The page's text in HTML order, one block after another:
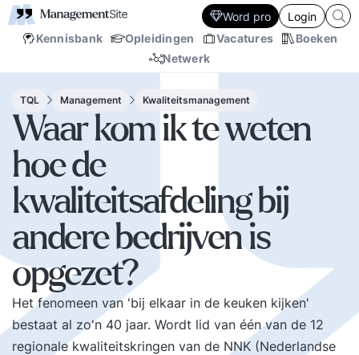
Kennisbank Opleidingen Vacatures
Boeken
Netwerk
Word pro Login
TQL Management Kwaliteitsmanagement
Waar kom ik te weten
hoe de
kwaliteitsafdeling bij
andere bedrijven is
opgezet?
Het fenomeen van 'bij elkaar in de keuken kijken'
bestaat al zo'n 40 jaar. Wordt lid van één van de 12
regionale kwaliteitskringen van de NNK (Nederlandse